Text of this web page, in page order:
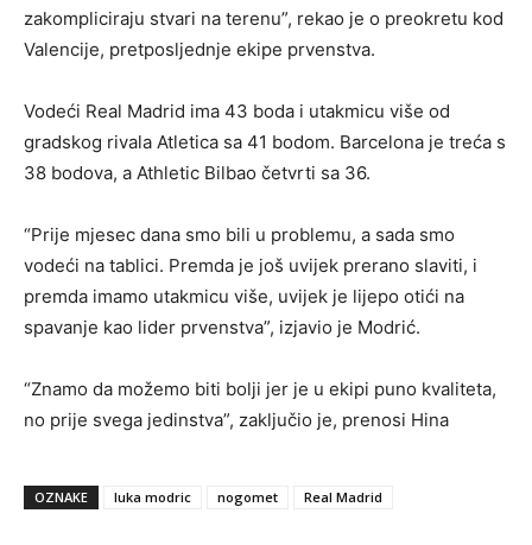
zakompliciraju stvari na terenu”, rekao je o preokretu kod
Valencije, pretposljednje ekipe prvenstva.
Vodeći Real Madrid ima 43 boda i utakmicu više od
gradskog rivala Atletica sa 41 bodom. Barcelona je treća s
38 bodova, a Athletic Bilbao četvrti sa 36.
“Prije mjesec dana smo bili u problemu, a sada smo
vodeći na tablici. Premda je još uvijek prerano slaviti, i
premda imamo utakmicu više, uvijek je lijepo otići na
spavanje kao lider prvenstva”, izjavio je Modrić.
“Znamo da možemo biti bolji jer je u ekipi puno kvaliteta,
no prije svega jedinstva”, zaključio je, prenosi Hina
OZNAKE luka modric nogomet Real Madrid